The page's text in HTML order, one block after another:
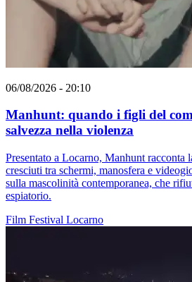
06/08/2026 - 20:10
Manhunt: quando i figli del
salvezza nella violenza
Presentato a Locarno, Manhunt racconta
cresciuti tra schermi, manosfera e
sulla mascolinità contemporanea, che
espiatorio.
Film Festival Locarno